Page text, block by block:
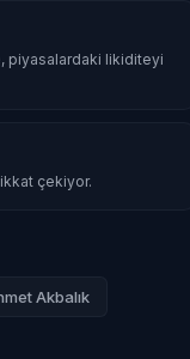
piyasalardaki likiditeyi
çekiyor.
Akbalık